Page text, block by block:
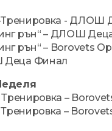
–Tренировка - ДЛОШ
рън“ – ДЛОШ
рън“ – Borovets
Деца Финал
Тренировка –
Тренировка –